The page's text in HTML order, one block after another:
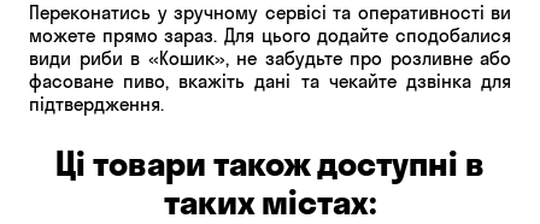
Переконатись у зручному сервісі та оперативності ви
можете прямо зараз. Для цього додайте сподобалися
види риби в «Кошик», не забудьте про розливне або
фасоване пиво, вкажіть дані та чекайте дзвінка для
підтвердження.
Ці товари також доступні в
таких містах: